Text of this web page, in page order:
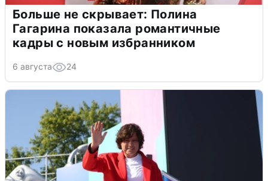
Больше не скрывает: Полина
Гагарина показала романтичные
кадры с новым избранником
6 августа 24